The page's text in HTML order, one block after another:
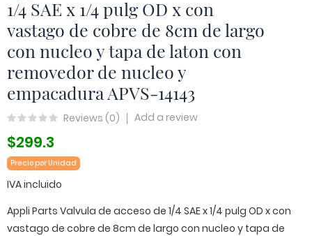
1/4 SAE x 1/4 pulg OD x con
vastago de cobre de 8cm de largo
con nucleo y tapa de laton con
removedor de nucleo y
empacadura APVS-14143
Reviews (0) Add a review
$299.3
Precio por Unidad
IVA incluido
Appli Parts Valvula de acceso de 1/4 SAE x 1/4 pulg OD x con
vastago de cobre de 8cm de largo con nucleo y tapa de